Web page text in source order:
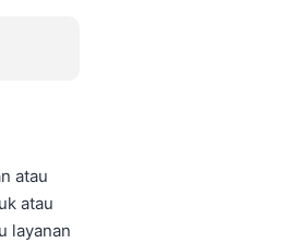
atau
atau
layanan